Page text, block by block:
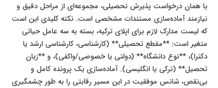
یا همان درخواست پذیرش تحصیلی، مجموعه‌ای از مراحل دقیق و
نیازمند آماده‌سازی مستندات مشخصی است. نکته کلیدی این است
که لیست مدارک لازم برای اپلای ترکیه، بسته به سه عامل حیاتی
متغیر است: **مقطع تحصیلی** (کارشناسی، کارشناسی ارشد یا
دکترا)، **نوع دانشگاه** (دولتی یا خصوصی/واکفی)، و **زبان
تحصیل** (ترکی یا انگلیسی). آماده‌سازی یک پرونده کامل و
بی‌نقص، شانس موفقیت در این مسیر رقابتی را به طور چشمگیری